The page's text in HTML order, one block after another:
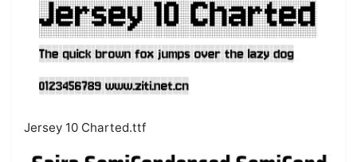
Jersey 10 Charted.ttf